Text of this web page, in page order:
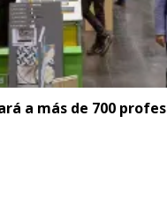
a más de 700